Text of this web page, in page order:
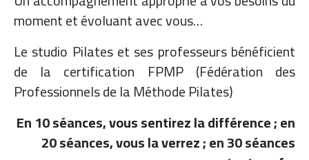
moment et évoluant avec vous…
Le studio Pilates et ses professeurs bénéficient
de la certification FPMP (Fédération des
Professionnels de la Méthode Pilates)
En 10 séances, vous sentirez la différence ; en
20 séances, vous la verrez ; en 30 séances